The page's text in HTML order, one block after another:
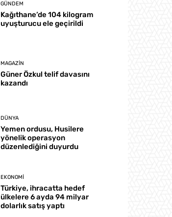
GÜNDEM
Kağıthane’de 104 kilogram
uyuşturucu ele geçirildi
MAGAZIN
Güner Özkul telif davasını
kazandı
DÜNYA
Yemen ordusu, Husilere
yönelik operasyon
düzenlediğini duyurdu
EKONOMI
Türkiye, ihracatta hedef
ülkelere 6 ayda 94 milyar
dolarlık satış yaptı